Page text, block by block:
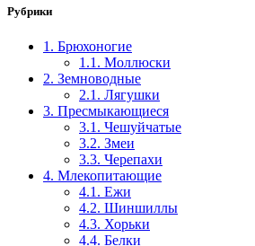
Рубрики
1. Брюхоногие
1.1. Моллюски
2. Земноводные
2.1. Лягушки
3. Пресмыкающиеся
3.1. Чешуйчатые
3.2. Змеи
3.3. Черепахи
4. Млекопитающие
4.1. Ежи
4.2. Шиншиллы
4.3. Хорьки
4.4. Белки